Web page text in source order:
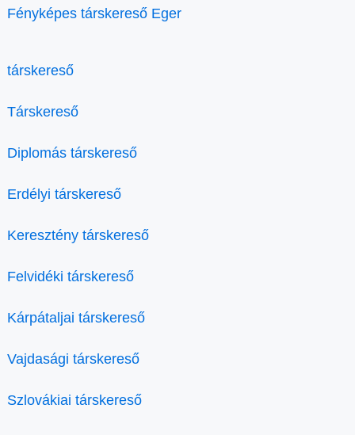
Fényképes társkereső Eger
társkereső
Társkereső
Diplomás társkereső
Erdélyi társkereső
Keresztény társkereső
Felvidéki társkereső
Kárpátaljai társkereső
Vajdasági társkereső
Szlovákiai társkereső